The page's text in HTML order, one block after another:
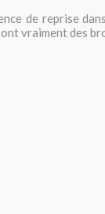
de reprise
vraiment des